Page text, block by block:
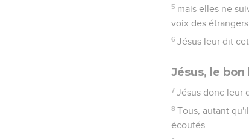
5 mais elles ne
voix des étrangers.
6 Jésus leur dit
Jésus, le
7 Jésus donc leur
8 Tous, autant
écoutés.